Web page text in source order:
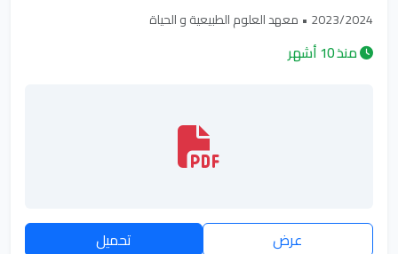
2023/2024 • معهد العلوم الطبيعية و الحياة
منذ 10 أشهر
عرض تحميل